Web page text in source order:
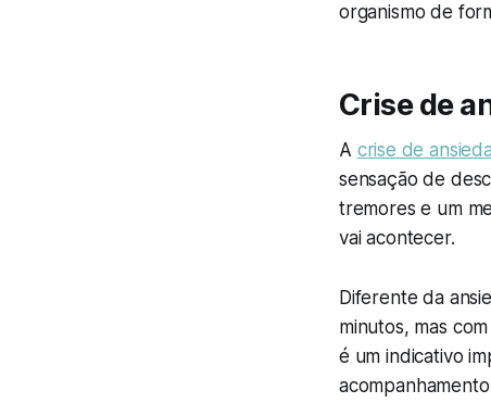
organismo de
Crise de
A crise de
sensação de
tremores e um
vai acontecer.
Diferente da
minutos, mas
é um indicativo